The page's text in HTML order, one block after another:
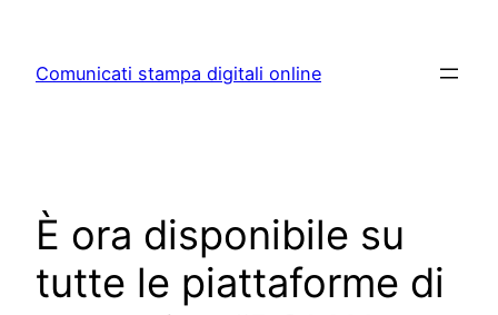
content
Comunicati stampa digitali online
È ora disponibile su
tutte le piattaforme di